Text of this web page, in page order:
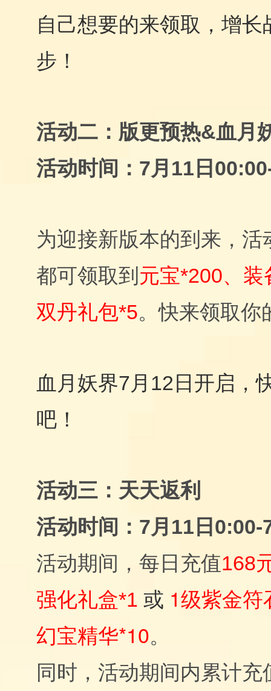
自己想要的来领取，增长
步！
活动二： 版更预热&血月
活动时间：7月11日
为迎接新版本的到来，活
都可领取到 元宝*200、
双丹礼包*5。快来领取你
血月妖界7月12日开启，
吧！
活动三：天天返利
活动时间：7月11日0:00-
活动期间，每日充值168
强化礼盒*1 或 1级紫金
幻宝精华*10。
同时，活动期间内累计充